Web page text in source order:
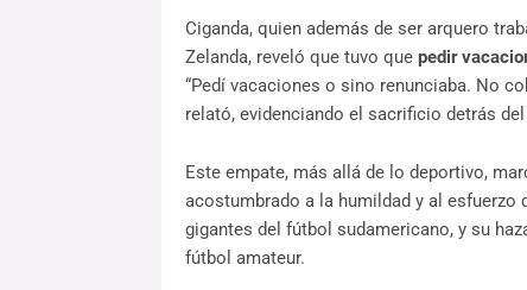
Ciganda, quien además de ser arquero
Zelanda, reveló que tuvo que pedir
“Pedí vacaciones o sino renunciaba. No
relató, evidenciando el sacrificio detrás
Este empate, más allá de lo deportivo,
acostumbrado a la humildad y al
gigantes del fútbol sudamericano, y su
fútbol amateur.